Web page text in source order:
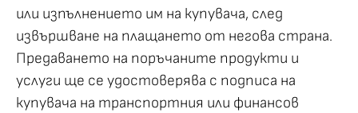
или изпълнението им на купувача, след
извършване на плащането от негова страна.
Предаването на поръчаните продукти и
услуги ще се удостоверява с подписа на
купувача на транспортния или финансов